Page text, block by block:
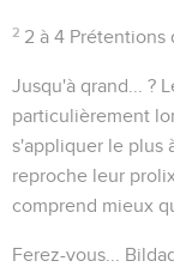
2 2 à 4 Prétentions
Jusqu'à qrand... ?
particulièrement
s'appliquer le plus
reproche leur
comprend mieux
Ferez-vous...